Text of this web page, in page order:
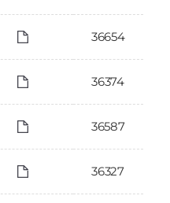
36654
36374
36587
36327